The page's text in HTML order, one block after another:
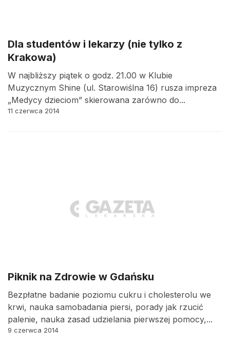
Dla studentów i lekarzy (nie tylko z
Krakowa)
W najbliższy piątek o godz. 21.00 w Klubie
Muzycznym Shine (ul. Starowiślna 16) rusza impreza
„Medycy dzieciom” skierowana zarówno do...
11 czerwca 2014
Piknik na Zdrowie w Gdańsku
Bezpłatne badanie poziomu cukru i cholesterolu we
krwi, nauka samobadania piersi, porady jak rzucić
palenie, nauka zasad udzielania pierwszej pomocy,...
9 czerwca 2014